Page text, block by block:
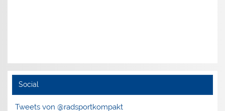
Social
Tweets von @radsportkompakt